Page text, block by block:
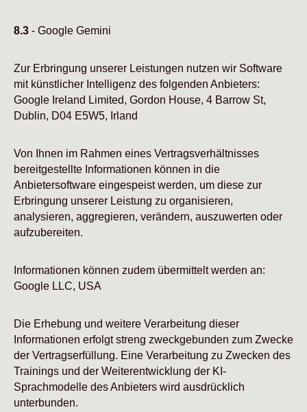
8.3 - Google Gemini
Zur Erbringung unserer Leistungen nutzen wir Software
mit künstlicher Intelligenz des folgenden Anbieters:
Google Ireland Limited, Gordon House, 4 Barrow St,
Dublin, D04 E5W5, Irland
Von Ihnen im Rahmen eines Vertragsverhältnisses
bereitgestellte Informationen können in die
Anbietersoftware eingespeist werden, um diese zur
Erbringung unserer Leistung zu organisieren,
analysieren, aggregieren, verändern, auszuwerten oder
aufzubereiten.
Informationen können zudem übermittelt werden an:
Google LLC, USA
Die Erhebung und weitere Verarbeitung dieser
Informationen erfolgt streng zweckgebunden zum Zwecke
der Vertragserfüllung. Eine Verarbeitung zu Zwecken des
Trainings und der Weiterentwicklung der KI-
Sprachmodelle des Anbieters wird ausdrücklich
unterbunden.